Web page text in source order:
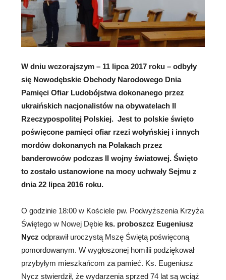
W dniu wczorajszym – 11 lipca 2017 roku – odbyły
się Nowodębskie Obchody Narodowego Dnia
Pamięci Ofiar Ludobójstwa dokonanego przez
ukraińskich nacjonalistów na obywatelach II
Rzeczypospolitej Polskiej. Jest to polskie święto
poświęcone pamięci ofiar rzezi wołyńskiej i innych
mordów dokonanych na Polakach przez
banderowców podczas II wojny światowej. Święto
to zostało ustanowione na mocy uchwały Sejmu z
dnia 22 lipca 2016 roku.
O godzinie 18:00 w Kościele pw. Podwyższenia Krzyża
Świętego w Nowej Dębie ks. proboszcz Eugeniusz
Nycz odprawił uroczystą Mszę Świętą poświęconą
pomordowanym. W wygłoszonej homilii podziękował
przybyłym mieszkańcom za pamieć. Ks. Eugeniusz
Nycz stwierdził, że wydarzenia sprzed 74 lat są wciąż